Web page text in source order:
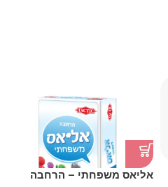
אליאס משפחתי – הרחבה